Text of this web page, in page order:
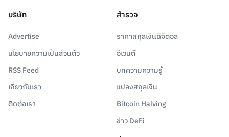
บริษัท
Advertise
นโยบายความเป็นส่วนตัว
RSS Feed
เกี่ยวกับเรา
ติดต่อเรา
สำรวจ
ราคาสกุลเงินดิจิตอล
อีเวนต์
บทความความรู้
แปลงสกุลเงิน
Bitcoin Halving
ข่าว DeFi